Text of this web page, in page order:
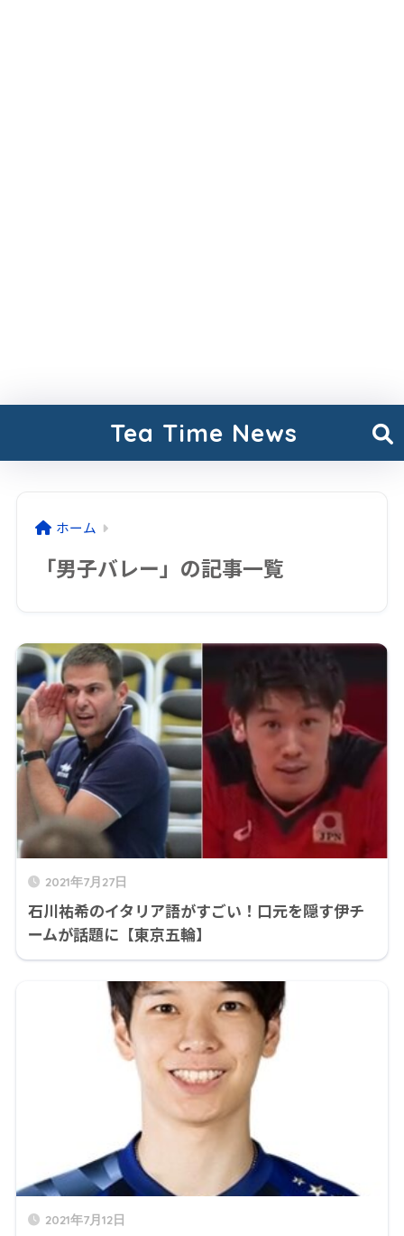
Tea Time News
ホーム
「男子バレー」の記事一覧
2021年7月27日
石川祐希のイタリア語がすごい！口元を隠す伊チ
ームが話題に【東京五輪】
2021年7月12日